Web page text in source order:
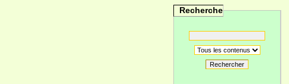
Recherche
Rechercher